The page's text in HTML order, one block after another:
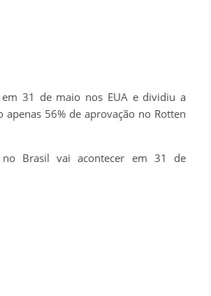
em 31 de maio nos EUA e dividiu a
apenas 56% de aprovação no Rotten
no Brasil vai acontecer em 31 de